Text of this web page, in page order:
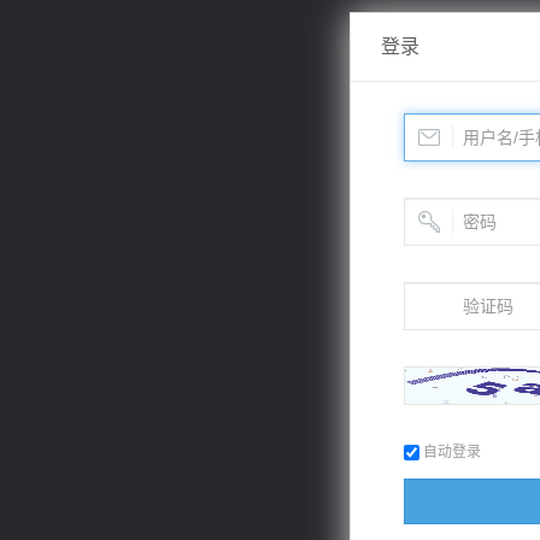
登录
自动登录